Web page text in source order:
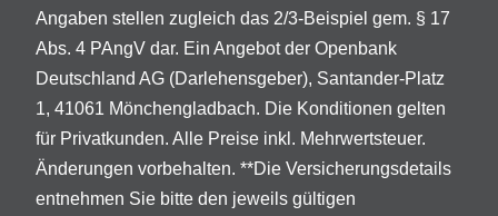
Angaben stellen zugleich das 2/3-Beispiel gem. § 17
Abs. 4 PAngV dar. Ein Angebot der Openbank
Deutschland AG (Darlehensgeber), Santander-Platz
1, 41061 Mönchengladbach. Die Konditionen gelten
für Privatkunden. Alle Preise inkl. Mehrwertsteuer.
Änderungen vorbehalten. **Die Versicherungsdetails
entnehmen Sie bitte den jeweils gültigen